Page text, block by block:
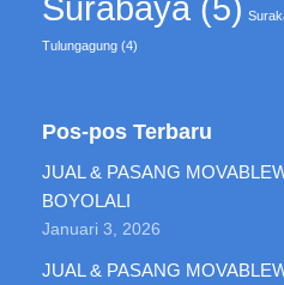
Tulungagung (4)
Pos-pos Terbaru
JUAL & PASANG
BOYOLALI
Januari 3, 2026
JUAL & PASANG